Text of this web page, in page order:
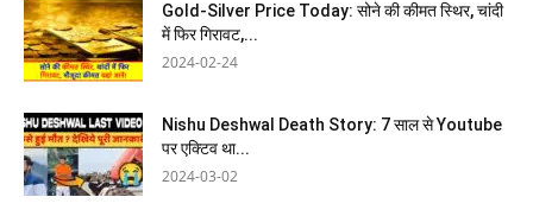
Gold-Silver Price Today: सोने की कीमत स्थिर, चांदी
में फिर गिरावट,...
2024-02-24
Nishu Deshwal Death Story: 7 साल से Youtube
पर एक्टिव था...
2024-03-02